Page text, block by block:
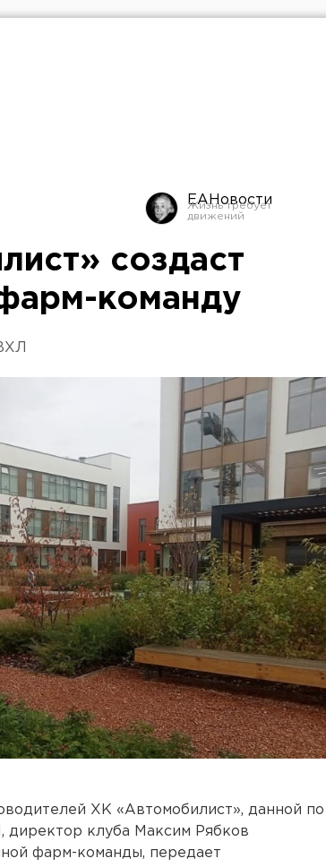
ЕАНовости
создаст
команду
ХК «Автомобилист», данной по
клуба Максим Рябков
фарм-команды, передает